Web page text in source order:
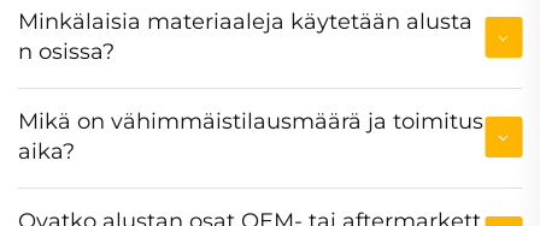
Minkälaisia materiaaleja käytetään alusta
n osissa?
Mikä on vähimmäistilausmäärä ja toimitus
aika?